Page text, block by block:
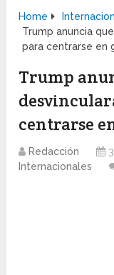
Home
Trump anuncia
para centrarse en
Trump
centrarse
Redacción
Internacionales